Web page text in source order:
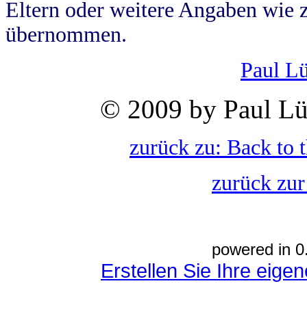
Eltern oder weitere Angaben wie
übernommen.
Paul
© 2009 by Paul
zurück zu: Back to
zurück
powered in
Erstellen Sie Ihre